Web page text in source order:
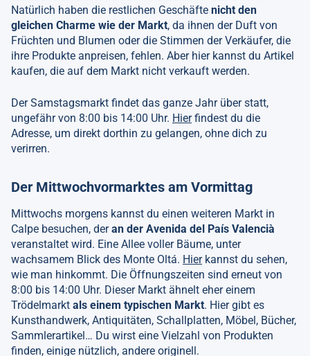
Natürlich haben die restlichen Geschäfte nicht den
gleichen Charme wie der Markt, da ihnen der Duft von
Früchten und Blumen oder die Stimmen der Verkäufer, die
ihre Produkte anpreisen, fehlen. Aber hier kannst du Artikel
kaufen, die auf dem Markt nicht verkauft werden.
Der Samstagsmarkt findet das ganze Jahr über statt,
ungefähr von 8:00 bis 14:00 Uhr. Hierfindest du die
Adresse, um direkt dorthin zu gelangen, ohne dich zu
verirren.
Der Mittwochvormarktes am Vormittag
Mittwochs morgens kannst du einen weiteren Markt in
Calpe besuchen, deran der Avenida del País Valencià
veranstaltet wird. Eine Allee voller Bäume, unter
wachsamem Blick des Monte Oltá. Hierkannst du sehen,
wie man hinkommt. Die Öffnungszeiten sind erneut von
8:00 bis 14:00 Uhr. Dieser Markt ähnelt eher einem
Trödelmarkt als einem typischen Markt. Hier gibt es
Kunsthandwerk, Antiquitäten, Schallplatten, Möbel, Bücher,
Sammlerartikel… Du wirst eine Vielzahl von Produkten
finden, einige nützlich, andere originell.